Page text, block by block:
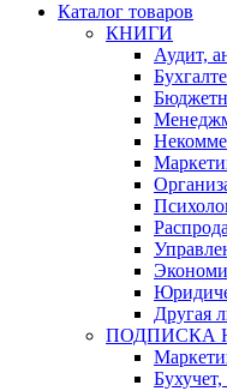
Каталог товаров
КНИГИ
Аудит,
Другая
ПОДПИСКА
Бухучет,